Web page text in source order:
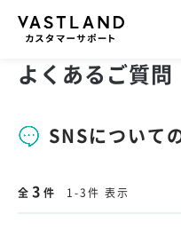
よくあるご質問
SNSについて
全 3 件 1-3件 表示